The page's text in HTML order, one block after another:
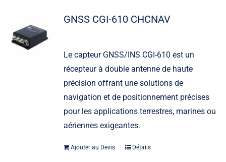
GNSS CGI-610 CHCNAV
Le capteur GNSS/INS CGI-610 est un
récepteur à double antenne de haute
précision offrant une solutions de
navigation et de positionnement précises
pour les applications terrestres, marines ou
aériennes exigeantes.
Ajouter au Devis Détails